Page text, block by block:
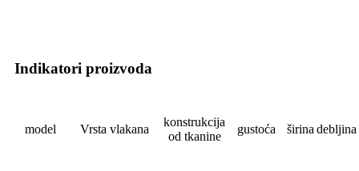
Indikatori proizvoda
model Vrsta vlakana
konstrukcija
od tkanine
gustoća širina debljina